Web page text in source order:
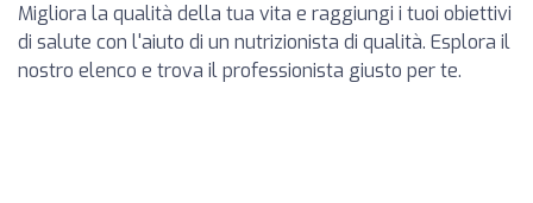
Migliora la qualità della tua vita e raggiungi i tuoi obiettivi
di salute con l'aiuto di un nutrizionista di qualità. Esplora il
nostro elenco e trova il professionista giusto per te.